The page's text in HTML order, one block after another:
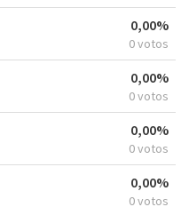
0,00%
0 votos
0,00%
0 votos
0,00%
0 votos
0,00%
0 votos